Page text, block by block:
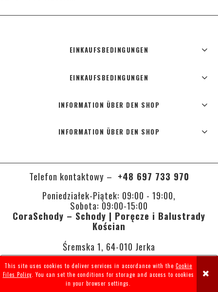
This site uses cookies to deliver services in accordance with the Cookie
Files Policy . You can set the conditions for storage and access to cookies
in your browser settings.
EINKAUFSBEDINGUNGEN
EINKAUFSBEDINGUNGEN
INFORMATION ÜBER DEN SHOP
INFORMATION ÜBER DEN SHOP
Telefon kontaktowy – +48 697 733 970
Poniedziałek-Piątek: 09:00 - 19:00,
Sobota: 09:00-15:00
CoraSchody – Schody | Poręcze i Balustrady
Kościan
Śremska 1, 64-010 Jerka
VIEW FULL VERSION OF THE SITE
Sklep internetowy Shoper.pl